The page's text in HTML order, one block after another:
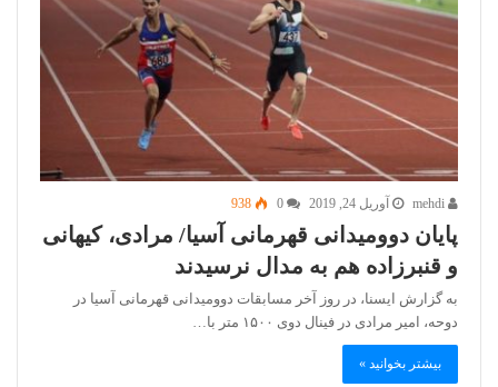
آوریل 24, 2019 938
پایان دوومیدانی قهرمانی آسیا/ مرادی، کیهانی
و قنبرزاده هم به مدال نرسیدند
به گزارش ایسنا، در روز آخر مسابقات دوومیدانی قهرمانی آسیا در
دوحه، امیر مرادی در فینال دوی ۱۵۰۰ متر با…
بیشتر بخوانید »